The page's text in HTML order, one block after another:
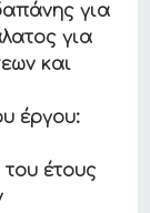
για
για
και
έργου:
έτους